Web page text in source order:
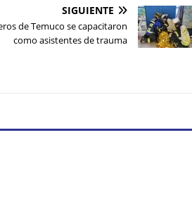
SIGUIENTE
de Temuco se capacitaron
como asistentes de trauma